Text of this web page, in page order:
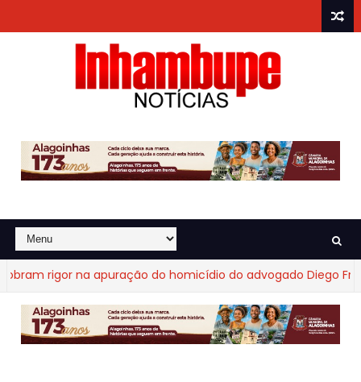
rigor na apuração do homicídio do advogado Diego Fraga